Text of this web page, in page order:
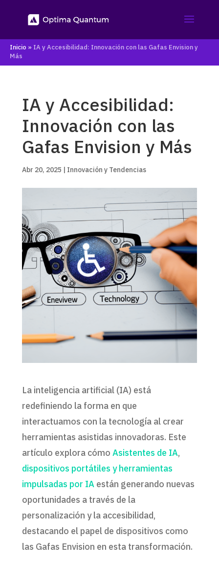
Inicio » IA y Accesibilidad: Innovación con las Gafas Envision y
Más
IA y Accesibilidad:
Innovación con las
Gafas Envision y Más
Abr 20, 2025 | Innovación y Tendencias
La inteligencia artificial (IA) está
redefiniendo la forma en que
interactuamos con la tecnología al crear
herramientas asistidas innovadoras. Este
artículo explora cómo Asistentes de IA,
dispositivos portátiles y herramientas
impulsadas por IAestán generando nuevas
oportunidades a través de la
personalización y la accesibilidad,
destacando el papel de dispositivos como
las Gafas Envision en esta transformación.